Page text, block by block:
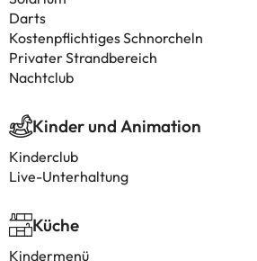
Darts
Kostenpflichtiges Schnorcheln
Privater Strandbereich
Nachtclub
Kinder und Animation
Kinderclub
Live-Unterhaltung
Küche
Kindermenü